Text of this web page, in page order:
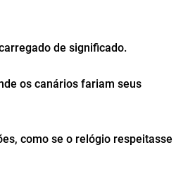
de significado.
os canários fariam seus
como se o relógio respeitasse